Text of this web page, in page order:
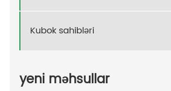
Kubok sahibləri
yeni məhsullar